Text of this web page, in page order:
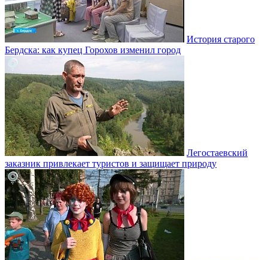
История старого
Бердска: как купец Горохов изменил город
Легостаевский
заказник привлекает туристов и защищает природу